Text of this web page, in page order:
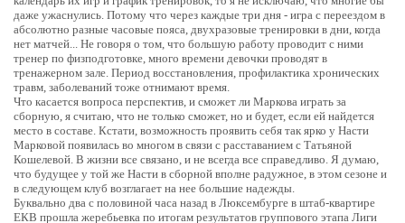
даже ужаснулись. Потому что через каждые три дня - игра с переездом в
абсолютно разные часовые пояса, двухразовые тренировки в дни, когда
нет матчей... Не говоря о том, что большую работу проводит с ними
тренер по физподготовке, много времени девочки проводят в
тренажерном зале. Период восстановления, профилактика хронических
травм, заболеваний тоже отнимают время.
Что касается вопроса перспектив, и сможет ли Маркова играть за
сборную, я считаю, что не только сможет, но и будет, если ей найдется
место в составе. Кстати, возможность проявить себя так ярко у Насти
Марковой появилась во многом в связи с расставанием с Татьяной
Кошелевой. В жизни все связано, и не всегда все справедливо. Я думаю,
что будущее у той же Насти в сборной вполне радужное, в этом сезоне и
в следующем клуб возглагает на нее большие надежды.
Буквально два с половиной часа назад в Люксембурге в штаб-квартире
ЕКВ прошла жеребьевка по итогам результатов группового этапа Лиги